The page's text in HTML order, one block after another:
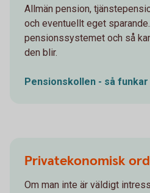
Allmän pension,
och eventuellt eget
pensionssystemet och så
den blir.
Pensionskollen - så funkar
Privatekonomisk
Om man inte är väldigt